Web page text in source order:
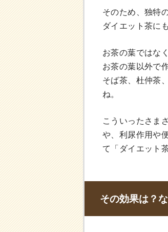
そのため、独特
ダイエット茶に
お茶の葉ではな
お茶の葉以外で
そば茶、杜仲茶
ね。
こういったさま
や、利尿作用や
て「ダイエット
その効果は？